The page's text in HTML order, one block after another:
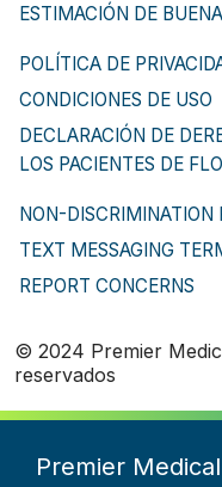
ESTIMACIÓN DE
POLÍTICA DE
CONDICIONES DE USO
DECLARACIÓN DE
LOS PACIENTES DE
NON-DISCRIMINATION
TEXT MESSAGING
REPORT CONCERNS
© 2024 Premier
reservados
Premier